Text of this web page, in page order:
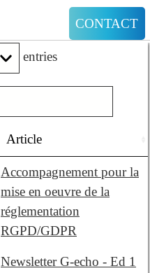
CONTACT
entries
Article
Accompagnement pour la
mise en oeuvre de la
réglementation
RGPD/GDPR
Newsletter G-echo - Ed 1